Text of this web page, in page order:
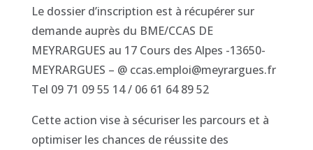
Le dossier d’inscription est à récupérer sur
demande auprès du BME/CCAS DE
MEYRARGUES au 17 Cours des Alpes -13650-
MEYRARGUES – @ ccas.emploi@meyrargues.fr
Tel 09 71 09 55 14 / 06 61 64 89 52
Cette action vise à sécuriser les parcours et à
optimiser les chances de réussite des